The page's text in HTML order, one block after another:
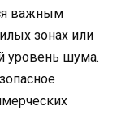
важным
зонах или
уровень шума.